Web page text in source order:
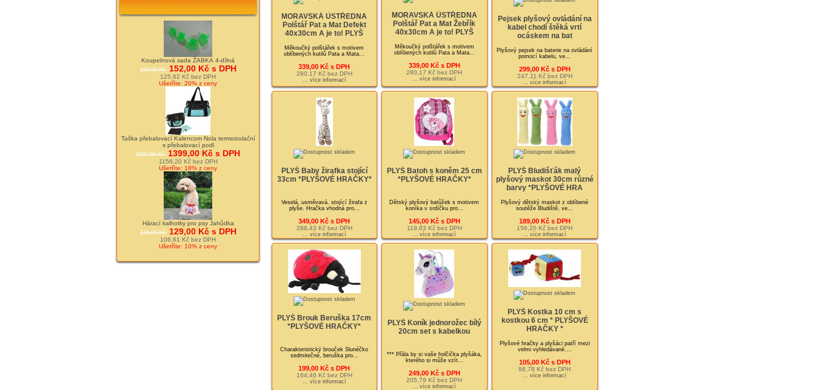
Koupelnová sada ŽABKA 4-dílná
190,00 Kč 152,00 Kč s DPH
125,62 Kč bez DPH
Ušetříte: 20% z ceny
Taška přebalovací Kalencom Nola termoizolační
s přebalovací podl
1699,00 Kč 1399,00 Kč s DPH
1156,20 Kč bez DPH
Ušetříte: 18% z ceny
Hárací kalhotky pro psy Jahůdka
144,00 Kč 129,00 Kč s DPH
106,61 Kč bez DPH
Ušetříte: 10% z ceny
MORAVSKÁ ÚSTŘEDNA
Polštář Pat a Mat Defekt
40x30cm A je to! PLYŠ
Měkoučký polštářek s motivem
oblíbených kutilů Pata a Mata...
339,00 Kč s DPH
280,17 Kč bez DPH
... více informací
MORAVSKÁ ÚSTŘEDNA
Polštář Pat a Mat Žebřík
40x30cm A je to! PLYŠ
Měkoučký polštářek s motivem
oblíbených kutilů Pata a Mata...
339,00 Kč s DPH
280,17 Kč bez DPH
... více informací
Pejsek plyšový ovládání na
kabel chodí štěká vrtí
ocáskem na bat
Plyšový pejsek na baterie na ovládání
pomocí kabelu, ve...
299,00 Kč s DPH
247,11 Kč bez DPH
... více informací
PLYŠ Baby žirafka stojící
33cm *PLYŠOVÉ HRAČKY*
Veselá, usměvavá. stojící žirafa z
plyše. Hračka vhodná pro...
349,00 Kč s DPH
288,43 Kč bez DPH
... více informací
PLYŠ Batoh s koněm 25 cm
*PLYŠOVÉ HRAČKY*
Dětský plyšový batůžek s motivem
koníka v srdíčku pro...
145,00 Kč s DPH
119,83 Kč bez DPH
... více informací
PLYŠ Bludišťák malý
plyšový maskot 30cm různé
barvy *PLYŠOVÉ HRA
Plyšový dětský maskot z oblíbené
soutěže Bludiště, ve...
189,00 Kč s DPH
156,20 Kč bez DPH
... více informací
PLYŠ Brouk Beruška 17cm
*PLYŠOVÉ HRAČKY*
Charakteristický brouček Slunéčko
sedmitečné, beruška pro...
199,00 Kč s DPH
164,46 Kč bez DPH
... více informací
PLYŠ Koník jednorožec bílý
20cm set s kabelkou
*** Přála by si vaše holčička plyšáka,
kterého si může vzít...
249,00 Kč s DPH
205,79 Kč bez DPH
... více informací
PLYŠ Kostka 10 cm s
kostkou 6 cm * PLYŠOVÉ
HRAČKY *
Plyšové hračky a plyšáci patří mezi
velmi vyhledávané....
105,00 Kč s DPH
86,78 Kč bez DPH
... více informací